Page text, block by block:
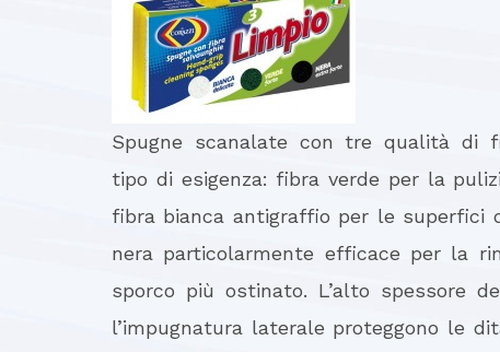
Spugne scanalate con tre qualità di
tipo di esigenza: fibra verde per la
fibra bianca antigraffio per le superfici
nera particolarmente efficace per la
sporco più ostinato. L’alto spessore
l’impugnatura laterale proteggono le